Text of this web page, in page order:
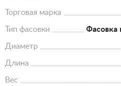
Торговая марка
Тип фасовки Фасовка
Диаметр
Длина
Вес